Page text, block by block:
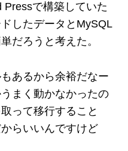
Pressで構築していた
したデータとMySQL
だろうと考えた。
あるから余裕だなー
まく動かなかったの
って移行すること
らいいんですけど